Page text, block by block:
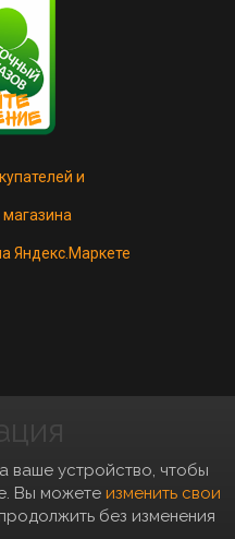
"Zoostar"
ваше устройство, чтобы
Вы можете изменить свои
без изменения